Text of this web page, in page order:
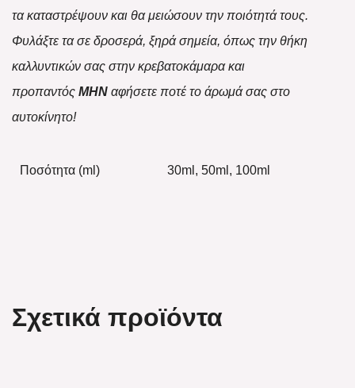
τα καταστρέψουν και θα μειώσουν την ποιότητά τους.
Φυλάξτε τα σε δροσερά, ξηρά σημεία, όπως την θήκη
καλλυντικών σας στην κρεβατοκάμαρα και
προπαντός ΜΗΝ αφήσετε ποτέ το άρωμά σας στο
αυτοκίνητο!
Ποσότητα (ml) 30ml, 50ml, 100ml
Σχετικά προϊόντα